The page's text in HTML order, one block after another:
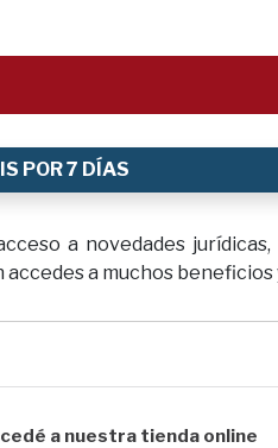
POR 7 DÍAS
a novedades
a muchos
a nuestra tienda online